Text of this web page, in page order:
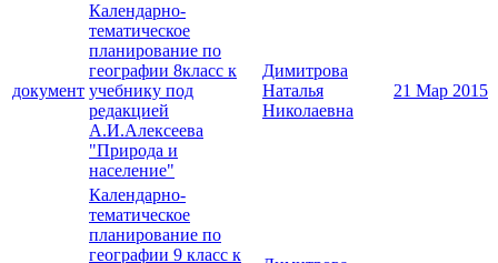
документ
Календарно-
тематическое
планирование по
географии 8класс к
учебнику под
редакцией
А.И.Алексеева
"Природа и
население"
Димитрова
Наталья
Николаевна
21 Мар 2015
Календарно-
тематическое
планирование по
географии 9 класс к